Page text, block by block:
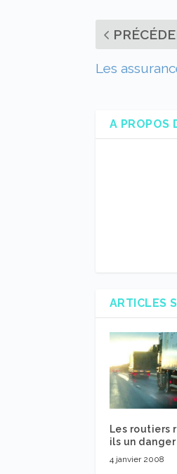
Les
A PROPOS
ARTICLES
Les routiers
ils un danger
4 janvier 2008